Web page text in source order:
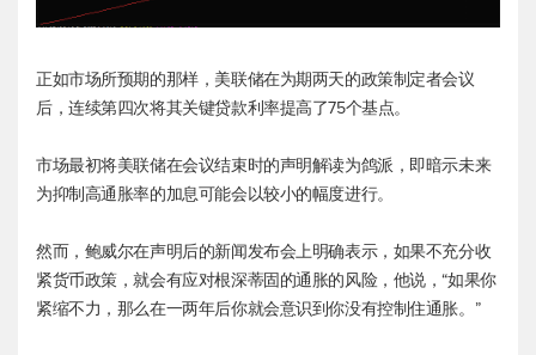
正如市场所预期的那样，美联储在为期两天的政策制定者会议
后，连续第四次将其关键贷款利率提高了75个基点。
市场最初将美联储在会议结束时的声明解读为鸽派，即暗示未来
为抑制高通胀率的加息可能会以较小的幅度进行。
然而，鲍威尔在声明后的新闻发布会上明确表示，如果不充分收
紧货币政策，就会有应对根深蒂固的通胀的风险，他说，“如果你
紧缩不力，那么在一两年后你就会意识到你没有控制住通胀。”